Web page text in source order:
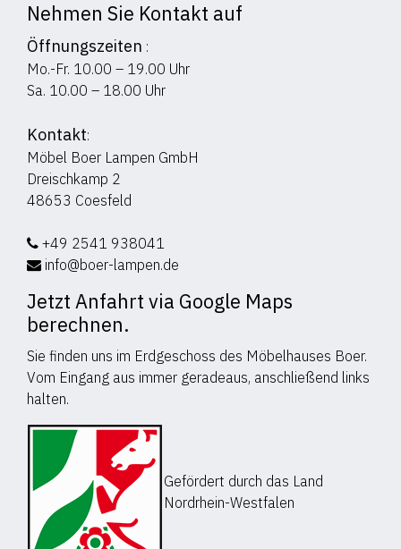
Nehmen Sie Kontakt auf
Öffnungszeiten :
Mo.-Fr. 10.00 – 19.00 Uhr
Sa. 10.00 – 18.00 Uhr
Kontakt:
Möbel Boer Lampen GmbH
Dreischkamp 2
48653 Coesfeld
+49 2541 938041
info@boer-lampen.de
Jetzt Anfahrt via Google Maps
berechnen.
Sie finden uns im Erdgeschoss des Möbelhauses Boer.
Vom Eingang aus immer geradeaus, anschließend links
halten.
Gefördert durch das Land
Nordrhein-Westfalen